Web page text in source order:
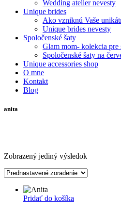
Wedding atelier nevesty
Unique brides
Ako vzniknú Vaše
Unique brides nevesty
Spoločenské šaty
Glam mom- kolekcia pre
Spoločenské šaty na
Unique accessories shop
O mne
Kontakt
Blog
anita
Zobrazený jediný výsledok
Pridať do košíka